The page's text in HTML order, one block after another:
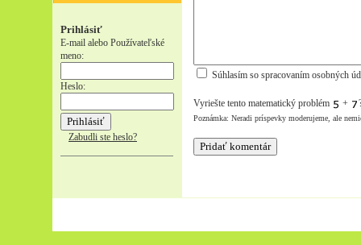
Prihlásiť
E-mail alebo Používateľské
meno:
Heslo:
Zabudli ste heslo?
Súhlasím so spracovaním osobných
Vyriešte tento matematický problém +
Poznámka: Neradi príspevky moderujeme, ale